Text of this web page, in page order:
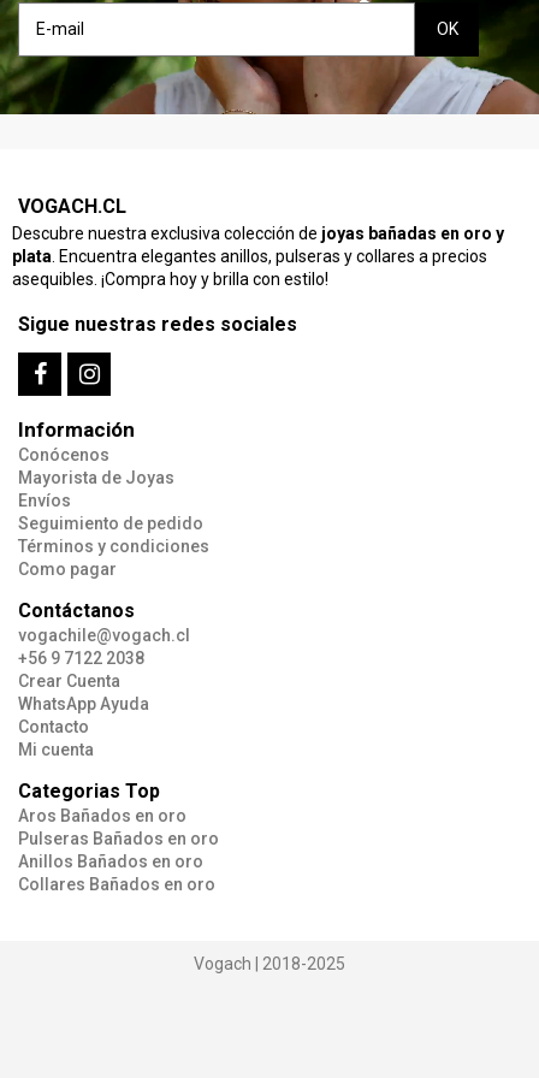
VOGACH.CL
Descubre nuestra exclusiva colección de joyas bañadas en oro y
plata. Encuentra elegantes anillos, pulseras y collares a precios
asequibles. ¡Compra hoy y brilla con estilo!
Sigue nuestras redes sociales
Información
Conócenos
Mayorista de Joyas
Envíos
Seguimiento de pedido
Términos y condiciones
Como pagar
Contáctanos
vogachile@vogach.cl
+56 9 7122 2038
Crear Cuenta
WhatsApp Ayuda
Contacto
Mi cuenta
Categorias Top
Aros Bañados en oro
Pulseras Bañados en oro
Anillos Bañados en oro
Collares Bañados en oro
Vogach | 2018-2025